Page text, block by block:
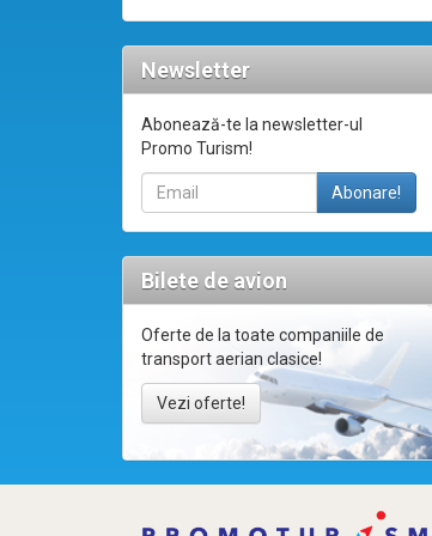
Newsletter
Abonează-te la newsletter-ul
Promo Turism!
Bilete de avion
Oferte de la toate companiile de
transport aerian clasice!
Vezi oferte!